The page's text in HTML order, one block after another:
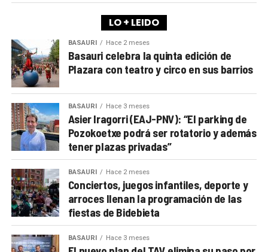
LO + LEIDO
BASAURI Hace 2 meses
Basauri celebra la quinta edición de
Plazara con teatro y circo en sus barrios
BASAURI Hace 3 meses
Asier Iragorri (EAJ-PNV): “El parking de
Pozokoetxe podrá ser rotatorio y además
tener plazas privadas”
BASAURI Hace 2 meses
Conciertos, juegos infantiles, deporte y
arroces llenan la programación de las
fiestas de Bidebieta
BASAURI Hace 3 meses